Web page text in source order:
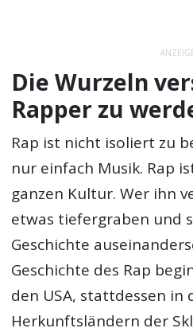
Die Wurzeln
Rapper zu
Rap ist nicht isoliert zu
nur einfach Musik. Rap
ganzen Kultur. Wer ihn
etwas tiefergraben und
Geschichte
Geschichte des Rap
den USA, stattdessen in
Herkunftsländern der